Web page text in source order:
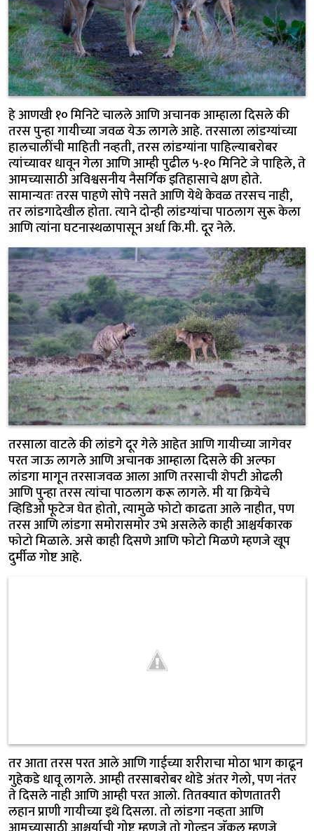
हे आणखी १० मिनिटे चालले आणि अचानक आम्हाला दिसले की
तरस पुन्हा गायीच्या जवळ येऊ लागले आहे. तरसाला लांडग्यांच्या
हालचालींची माहिती नव्हती, तरस लांडग्यांना पाहिल्याबरोबर
त्यांच्यावर धावून गेला आणि आम्ही पुढील ५-१० मिनिटे जे पाहिले, ते
आमच्यासाठी अविश्वसनीय नैसर्गिक इतिहासाचे क्षण होते.
सामान्यतः तरस पाहणे सोपे नसते आणि येथे केवळ तरसच नाही,
तर लांडगादेखील होता. त्याने दोन्ही लांडग्यांचा पाठलाग सुरू केला
आणि त्यांना घटनास्थळापासून अर्धा कि.मी. दूर नेले.
तरसाला वाटले की लांडगे दूर गेले आहेत आणि गायीच्या जागेवर
परत जाऊ लागले आणि अचानक आम्हाला दिसले की अल्फा
लांडगा मागून तरसाजवळ आला आणि तरसाची शेपटी ओढली
आणि पुन्हा तरस त्यांचा पाठलाग करू लागले. मी या क्रियेचे
व्हिडिओ फूटेज घेत होतो, त्यामुळे फोटो काढता आले नाहीत, पण
तरस आणि लांडगा समोरासमोर उभे असलेले काही आश्चर्यकारक
फोटो मिळाले. असे काही दिसणे आणि फोटो मिळणे म्हणजे खूप
दुर्मीळ गोष्ट आहे.
तर आता तरस परत आले आणि गाईच्या शरीराचा मोठा भाग काढून
गुहेकडे धावू लागले. आम्ही तरसाबरोबर थोडे अंतर गेलो, पण नंतर
ते दिसले नाही आणि आम्ही परत आलो. तितक्यात कोणतातरी
लहान प्राणी गायीच्या इथे दिसला. तो लांडगा नव्हता आणि